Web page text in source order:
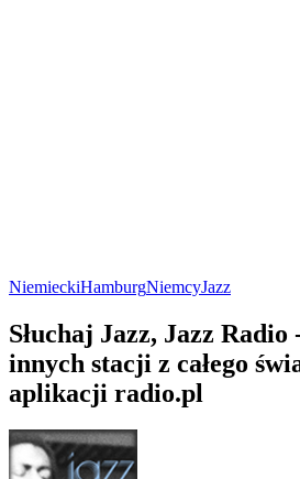
NiemieckiHamburgNiemcyJazz
Słuchaj Jazz, Jazz
innych stacji z całego
aplikacji radio.pl